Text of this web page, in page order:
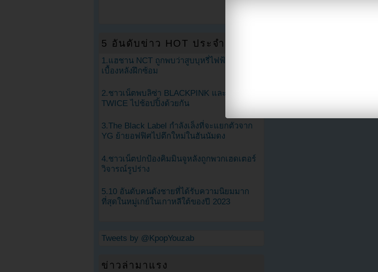
5 อันดับข่าว HOT ประจำสัปดาห์
1.แฮชาน NCT ถูกพบว่าสูบบุหรี่ไฟฟ้าในวิดีโอ
เบื้องหลังฝึกซ้อม
2.ชาวเน็ตพบลิซ่า BLACKPINK และมินะ
TWICE ไปช้อปปิ้งด้วยกัน
3.The Black Label กำลังเล็งที่จะแยกตัวจาก
YG ย้ายอฟฟิศไปตึกใหม่ในฮันนัมดง
4.ชาวเน็ตปกป้องคิมมินจูหลังถูกพวกเฮดเตอร์
วิจารณ์รูปร่าง
5.10 อันดับคนดังชายที่ได้รับความนิยมมาก
ที่สุดในหมู่เกย์ในเกาหลีใต้ของปี 2023
Tweets by @KpopYouzab
ข่าวล่ามาแรง